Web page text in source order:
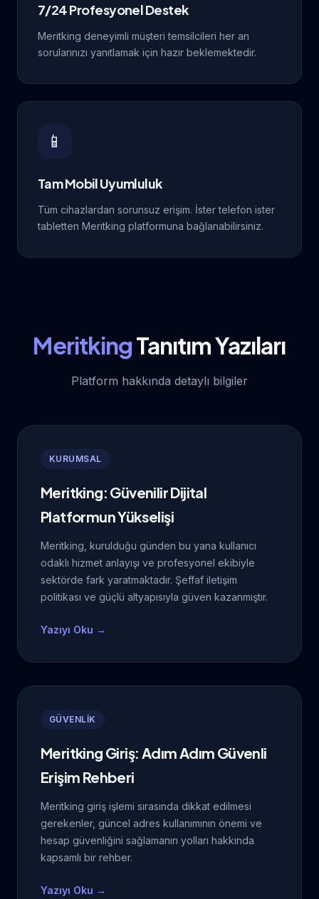
7/24 Profesyonel Destek
Meritking deneyimli müşteri temsilcileri her an
sorularınızı yanıtlamak için hazır beklemektedir.
📱
Tam Mobil Uyumluluk
Tüm cihazlardan sorunsuz erişim. İster telefon ister
tabletten Meritking platformuna bağlanabilirsiniz.
MeritkingTanıtım Yazıları
Platform hakkında detaylı bilgiler
KURUMSAL
Meritking: Güvenilir Dijital
Platformun Yükselişi
Meritking, kurulduğu günden bu yana kullanıcı
odaklı hizmet anlayışı ve profesyonel ekibiyle
sektörde fark yaratmaktadır. Şeffaf iletişim
politikası ve güçlü altyapısıyla güven kazanmıştır.
Yazıyı Oku →
GÜVENLİK
Meritking Giriş: Adım Adım Güvenli
Erişim Rehberi
Meritking giriş işlemi sırasında dikkat edilmesi
gerekenler, güncel adres kullanımının önemi ve
hesap güvenliğini sağlamanın yolları hakkında
kapsamlı bir rehber.
Yazıyı Oku →